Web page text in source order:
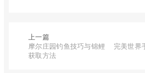
上一篇
摩尔庄园钓鱼技巧与锦鲤
获取方法
完美世界